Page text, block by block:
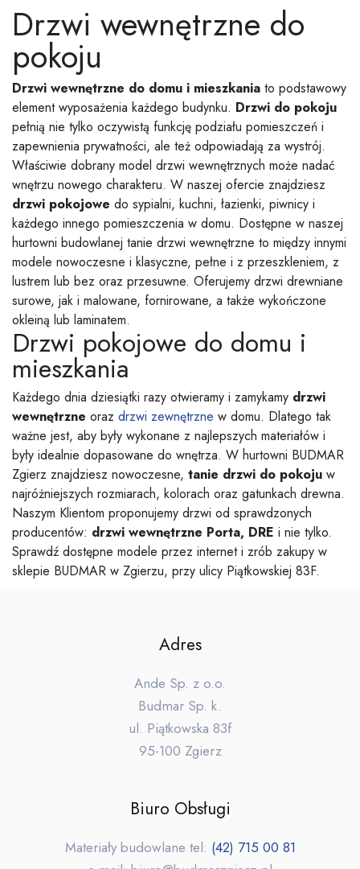
Drzwi wewnętrzne do
pokoju
Drzwi wewnętrzne do domu i mieszkania to podstawowy
element wyposażenia każdego budynku. Drzwi do pokoju
pełnią nie tylko oczywistą funkcję podziału pomieszczeń i
zapewnienia prywatności, ale też odpowiadają za wystrój.
Właściwie dobrany model drzwi wewnętrznych może nadać
wnętrzu nowego charakteru. W naszej ofercie znajdziesz
drzwi pokojowe do sypialni, kuchni, łazienki, piwnicy i
każdego innego pomieszczenia w domu. Dostępne w naszej
hurtowni budowlanej tanie drzwi wewnętrzne to między innymi
modele nowoczesne i klasyczne, pełne i z przeszkleniem, z
lustrem lub bez oraz przesuwne. Oferujemy drzwi drewniane
surowe, jak i malowane, fornirowane, a także wykończone
okleiną lub laminatem.
Drzwi pokojowe do domu i
mieszkania
Każdego dnia dziesiątki razy otwieramy i zamykamy drzwi
wewnętrzne oraz drzwi zewnętrzne w domu. Dlatego tak
ważne jest, aby były wykonane z najlepszych materiałów i
były idealnie dopasowane do wnętrza. W hurtowni BUDMAR
Zgierz znajdziesz nowoczesne, tanie drzwi do pokoju w
najróżniejszych rozmiarach, kolorach oraz gatunkach drewna.
Naszym Klientom proponujemy drzwi od sprawdzonych
producentów: drzwi wewnętrzne Porta, DRE i nie tylko.
Sprawdź dostępne modele przez internet i zrób zakupy w
sklepie BUDMAR w Zgierzu, przy ulicy Piątkowskiej 83F.
Adres
Ande Sp. z o.o.
Budmar Sp. k.
ul. Piątkowska 83f
95-100 Zgierz
Biuro Obsługi
Materiały budowlane tel: (42) 715 00 81